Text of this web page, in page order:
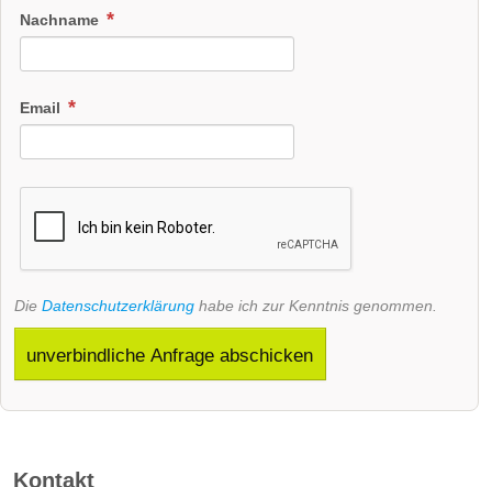
Nachname
Email
Die Datenschutzerklärung habe ich zur Kenntnis genommen.
unverbindliche Anfrage abschicken
Kontakt